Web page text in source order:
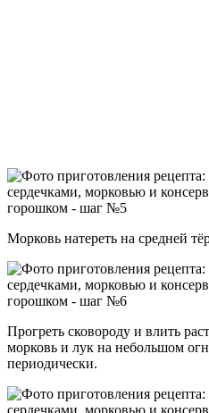
Морковь натереть на средней
Прогреть сковороду и влить
морковь и лук на небольшом
периодически.